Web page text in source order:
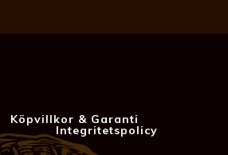
Köpvillkor & Garanti
Integritetspolicy